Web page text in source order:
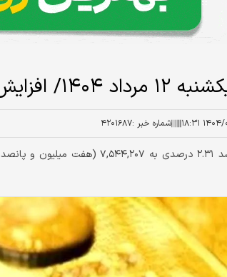
و سکه + جدول
۱۲ ۱۸:۳۱ شماره خبر :۴۲۰۱۶۸۷
امروز هر گرم طلا ۱۸ عیار با رشد ۲.۳۱